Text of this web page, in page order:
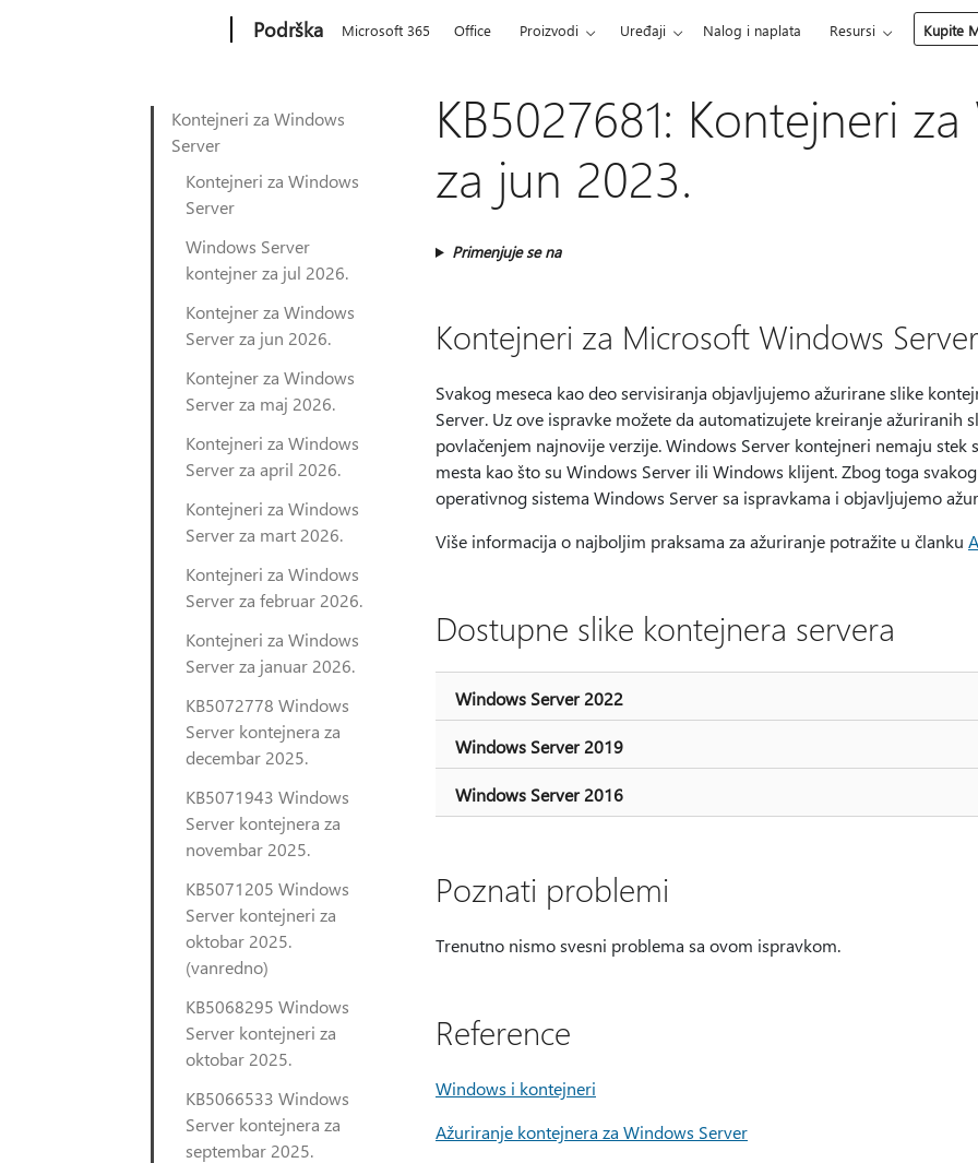
Podrška Microsoft 365 Office Proizvodi Uređaji Nalog i naplata Resursi Kupite
Kontejneri za Windows
Server
Kontejneri za Windows
Server
Windows Server
kontejner za jul 2026.
Kontejner za Windows
Server za jun 2026.
Kontejner za Windows
Server za maj 2026.
Kontejneri za Windows
Server za april 2026.
Kontejneri za Windows
Server za mart 2026.
Kontejneri za Windows
Server za februar 2026.
Kontejneri za Windows
Server za januar 2026.
KB5072778 Windows
Server kontejnera za
decembar 2025.
KB5071943 Windows
Server kontejnera za
novembar 2025.
KB5071205 Windows
Server kontejneri za
oktobar 2025.
(vanredno)
KB5068295 Windows
Server kontejneri za
oktobar 2025.
KB5066533 Windows
Server kontejnera za
septembar 2025.
KB5027681: Kontejneri
za jun 2023.
Primenjuje se na
Kontejneri za Microsoft Windows Server
Svakog meseca kao deo servisiranja objavljujemo ažurirane slike
Server. Uz ove ispravke možete da automatizujete kreiranje ažuriranih
povlačenjem najnovije verzije. Windows Server kontejneri nemaju stek
mesta kao što su Windows Server ili Windows klijent. Zbog toga
operativnog sistema Windows Server sa ispravkama i objavljujemo
Više informacija o najboljim praksama za ažuriranje potražite u članku
Dostupne slike kontejnera servera
Windows Server 2022
Windows Server 2019
Windows Server 2016
Poznati problemi
Trenutno nismo svesni problema sa ovom ispravkom.
Reference
Windows i kontejneri
Ažuriranje kontejnera za Windows Server